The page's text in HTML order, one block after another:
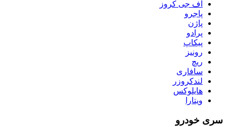
پوشش زیبایی و شخصی سازی خودرو
سپر آفرود یکی بن زیبایی در طراحی خودرو در نظر گرفته می شود
که این قسمت می تواند باعث جلب توجه مشتری به خودرو شود.
همچنین بسیاری از طراحی و تولید کنندگان تجهیزات آفرود، سپر را
با انواع متریال ها و طراحی ها ارائه می دهند.
نقطه اتصال برای تجهیزات دیگ خودرو
برخی از خودرو های آفرودی که شامل تجهیزات اضافی هستند، که
این تجهیزات از جمله تغییر یدک به
استفاده می شود.
اف جی کروز
پاجرو
پاژن
پرادو
پیکاپ
رونیز
ریچ
سافاری
لندکروزر
هایلوکس
ویتارا
سری خودرو